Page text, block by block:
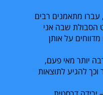
מתאמנים רבים
הסבולת שבה אני
על אותן
יותר מאי פעם,
להגיע לתוצאות